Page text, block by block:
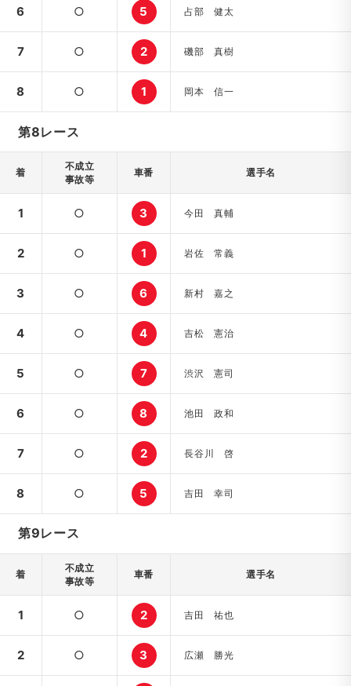
6 ○ 5 占部 健太
7 ○ 2 磯部 真樹
8 ○ 1 岡本 信一
第8レース
着
不成立
事故等
車番 選手名
1 ○ 3 今田 真輔
2 ○ 1 岩佐 常義
3 ○ 6 新村 嘉之
4 ○ 4 吉松 憲治
5 ○ 7 渋沢 憲司
6 ○ 8 池田 政和
7 ○ 2 長谷川 啓
8 ○ 5 吉田 幸司
第9レース
着
不成立
事故等
車番 選手名
1 ○ 2 吉田 祐也
2 ○ 3 広瀬 勝光